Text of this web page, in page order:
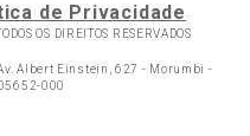
de Privacidade
OS DIREITOS RESERVADOS
Albert Einstein, 627 - Morumbi -
000